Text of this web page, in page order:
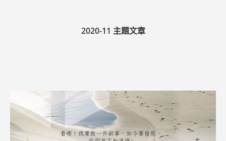
2020-11 主題文章